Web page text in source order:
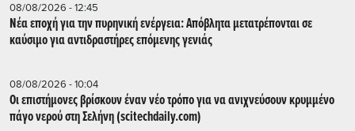
08/08/2026 - 12:45
Νέα εποχή για την πυρηνική ενέργεια: Απόβλητα μετατρέπονται σε
καύσιμο για αντιδραστήρες επόμενης γενιάς
08/08/2026 - 10:04
Οι επιστήμονες βρίσκουν έναν νέο τρόπο για να ανιχνεύσουν κρυμμένο
πάγο νερού στη Σελήνη (scitechdaily.com)